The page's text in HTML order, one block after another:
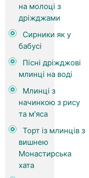
на молоці з
дріжджами
Сирники як у
бабусі
Пісні дріжджові
млинці на воді
Млинці з
начинкою з рису
та м'яса
Торт із млинців з
вишнею
Монастирська
хата